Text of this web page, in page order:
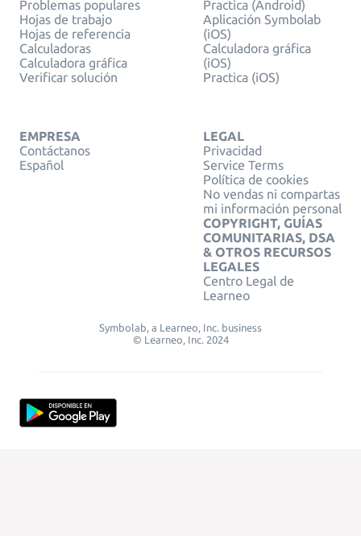
Problemas populares
Hojas de trabajo
Hojas de referencia
Calculadoras
Calculadora gráfica
Verificar solución
Practica (Android)
Aplicación Symbolab
(iOS)
Calculadora gráfica
(iOS)
Practica (iOS)
EMPRESA
Contáctanos
Español
LEGAL
Privacidad
Service Terms
Política de cookies
No vendas ni compartas
mi información personal
COPYRIGHT, GUÍAS
COMUNITARIAS, DSA
& OTROS RECURSOS
LEGALES
Centro Legal de
Learneo
Symbolab, a Learneo, Inc. business
© Learneo, Inc. 2024